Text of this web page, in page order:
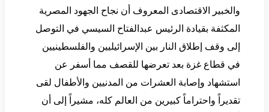
والخبير الاقتصادى المعروف أن نجاح الجهود المصرية
المكثفة بقيادة الرئيس عبدالفتاح السيسي في التوصل
إلى وقف إطلاق النار بين الإسرائيليين والفلسطينيين
في قطاع غزة بعد تعرضها للقصف مما أسفر عن
استشهاد وإصابة العشرات من المدنيين والأطفال لقى
تقديراً واحتراماً كبيرين من العالم كله، مشيراً إلى أن